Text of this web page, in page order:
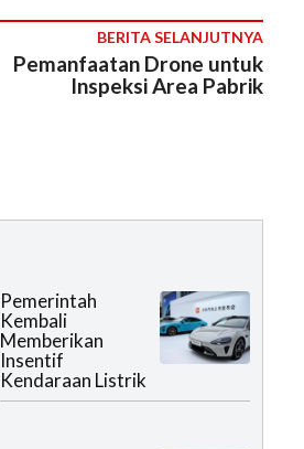
BERITA SELANJUTNYA
Pemanfaatan Drone untuk
Inspeksi Area Pabrik
Pemerintah
Kembali
Memberikan
Insentif
Kendaraan Listrik